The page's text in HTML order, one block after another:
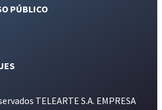
PÚBLICO
TELEARTE S.A. EMPRESA